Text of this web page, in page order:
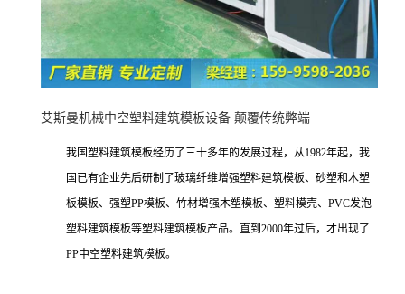
艾斯曼机械中空塑料建筑模板设备 颠覆传统弊端
我国塑料建筑模板经历了三十多年的发展过程，从1982年起，我
国已有企业先后研制了玻璃纤维增强塑料建筑模板、砂塑和木塑
板模板、强塑PP模板、竹材增强木塑模板、塑料模壳、PVC发泡
塑料建筑模板等塑料建筑模板产品。直到2000年过后，才出现了
PP中空塑料建筑模板。